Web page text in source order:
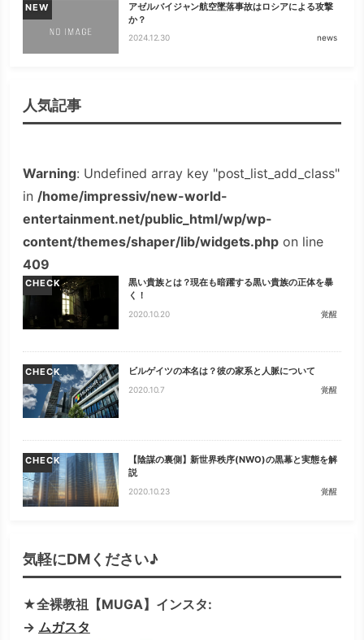
NEW
アゼルバイジャン航空墜落事故はロシアによる攻撃
か？
2024.12.30 news
人気記事
Warning: Undefined array key "post_list_add_class"
in /home/impressiv/new-world-
entertainment.net/public_html/wp/wp-
content/themes/shaper/lib/widgets.php on line
409
CHECK
黒い貴族とは？現在も暗躍する黒い貴族の正体を暴
く！
2020.10.20 覚醒
CHECK ビルゲイツの本名は？彼の家系と人脈について
2020.10.7 覚醒
CHECK
【陰謀の裏側】新世界秩序(NWO)の黒幕と実態を解
説
2020.10.23 覚醒
気軽にDMください♪
★全裸教祖【MUGA】インスタ:
→ ムガスタ